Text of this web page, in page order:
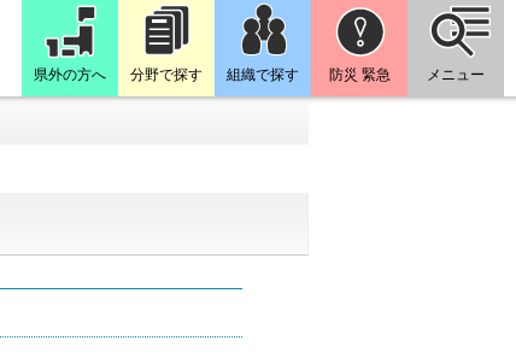
県外の方へ 分野で探す 組織で探す 防災 緊急 メニュー